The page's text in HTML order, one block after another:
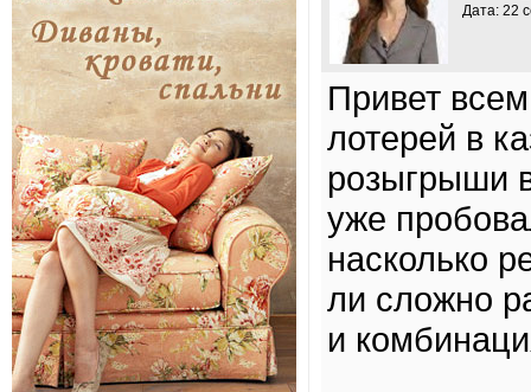
Дата: 22
Привет
лотерей в
розыгрыши
уже
насколько
ли сложно
и